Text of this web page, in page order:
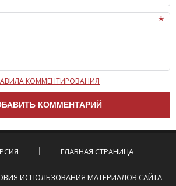
был опубликован на сайте,
следующих правил:
не может быть слишком
высказываний.
от предмета обсуждения.
не используйте в комментарие
КОММЕНТИРОВАНИЯ
ГЛАВНАЯ СТРАНИЦА
ИСПОЛЬЗОВАНИЯ МАТЕРИАЛОВ САЙТА